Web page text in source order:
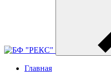
Главная